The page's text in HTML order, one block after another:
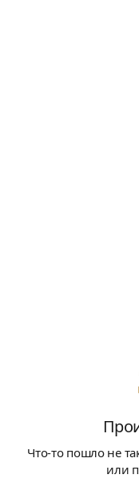
Что-то пошло не
или